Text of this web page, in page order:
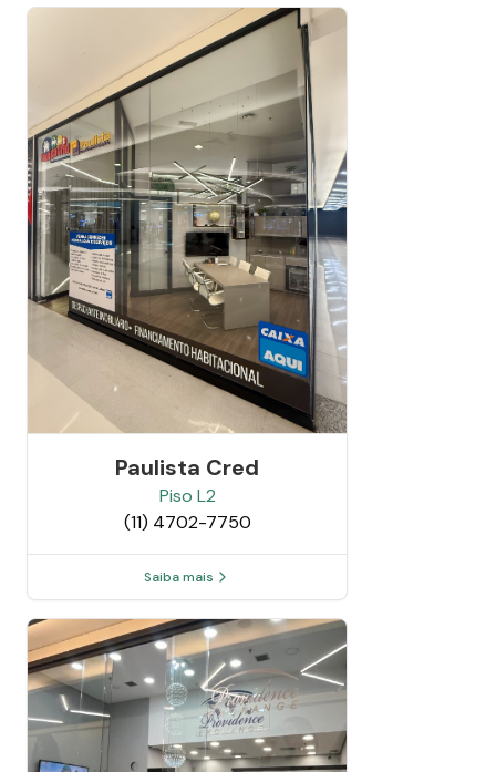
Paulista Cred
Piso L2
(11) 4702-7750
Saiba mais